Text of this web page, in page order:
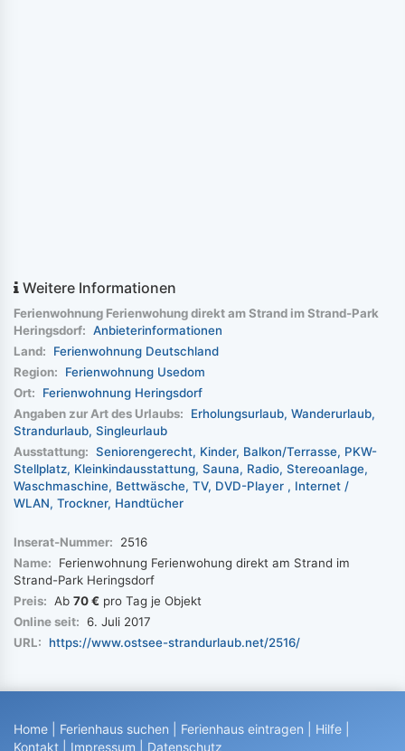
Weitere Informationen
Ferienwohnung Ferienwohung direkt am Strand im Strand-Park
Heringsdorf: Anbieterinformationen
Land:
Ferienwohnung Deutschland
Region:
Ferienwohnung Usedom
Ort:
Ferienwohnung Heringsdorf
Angaben zur Art des Urlaubs:
Erholungsurlaub Wanderurlaub
Strandurlaub Singleurlaub
Ausstattung: Seniorengerecht Kinder Balkon/Terrasse PKW-
Stellplatz Kleinkindausstattung Sauna Radio Stereoanlage
Waschmaschine Bettwäsche TV DVD-Player
Internet /
WLAN Trockner Handtücher
Inserat-Nummer:
2516
Name:
Ferienwohnung Ferienwohung direkt am Strand im
Strand-Park Heringsdorf
Preis: Ab 70 € pro Tag je Objekt
Online seit: 6. Juli 2017
URL:
https://www.ostsee-strandurlaub.net/2516/
Home Ferienhaus suchen Ferienhaus eintragen Hilfe
Kontakt
Impressum Datenschutz